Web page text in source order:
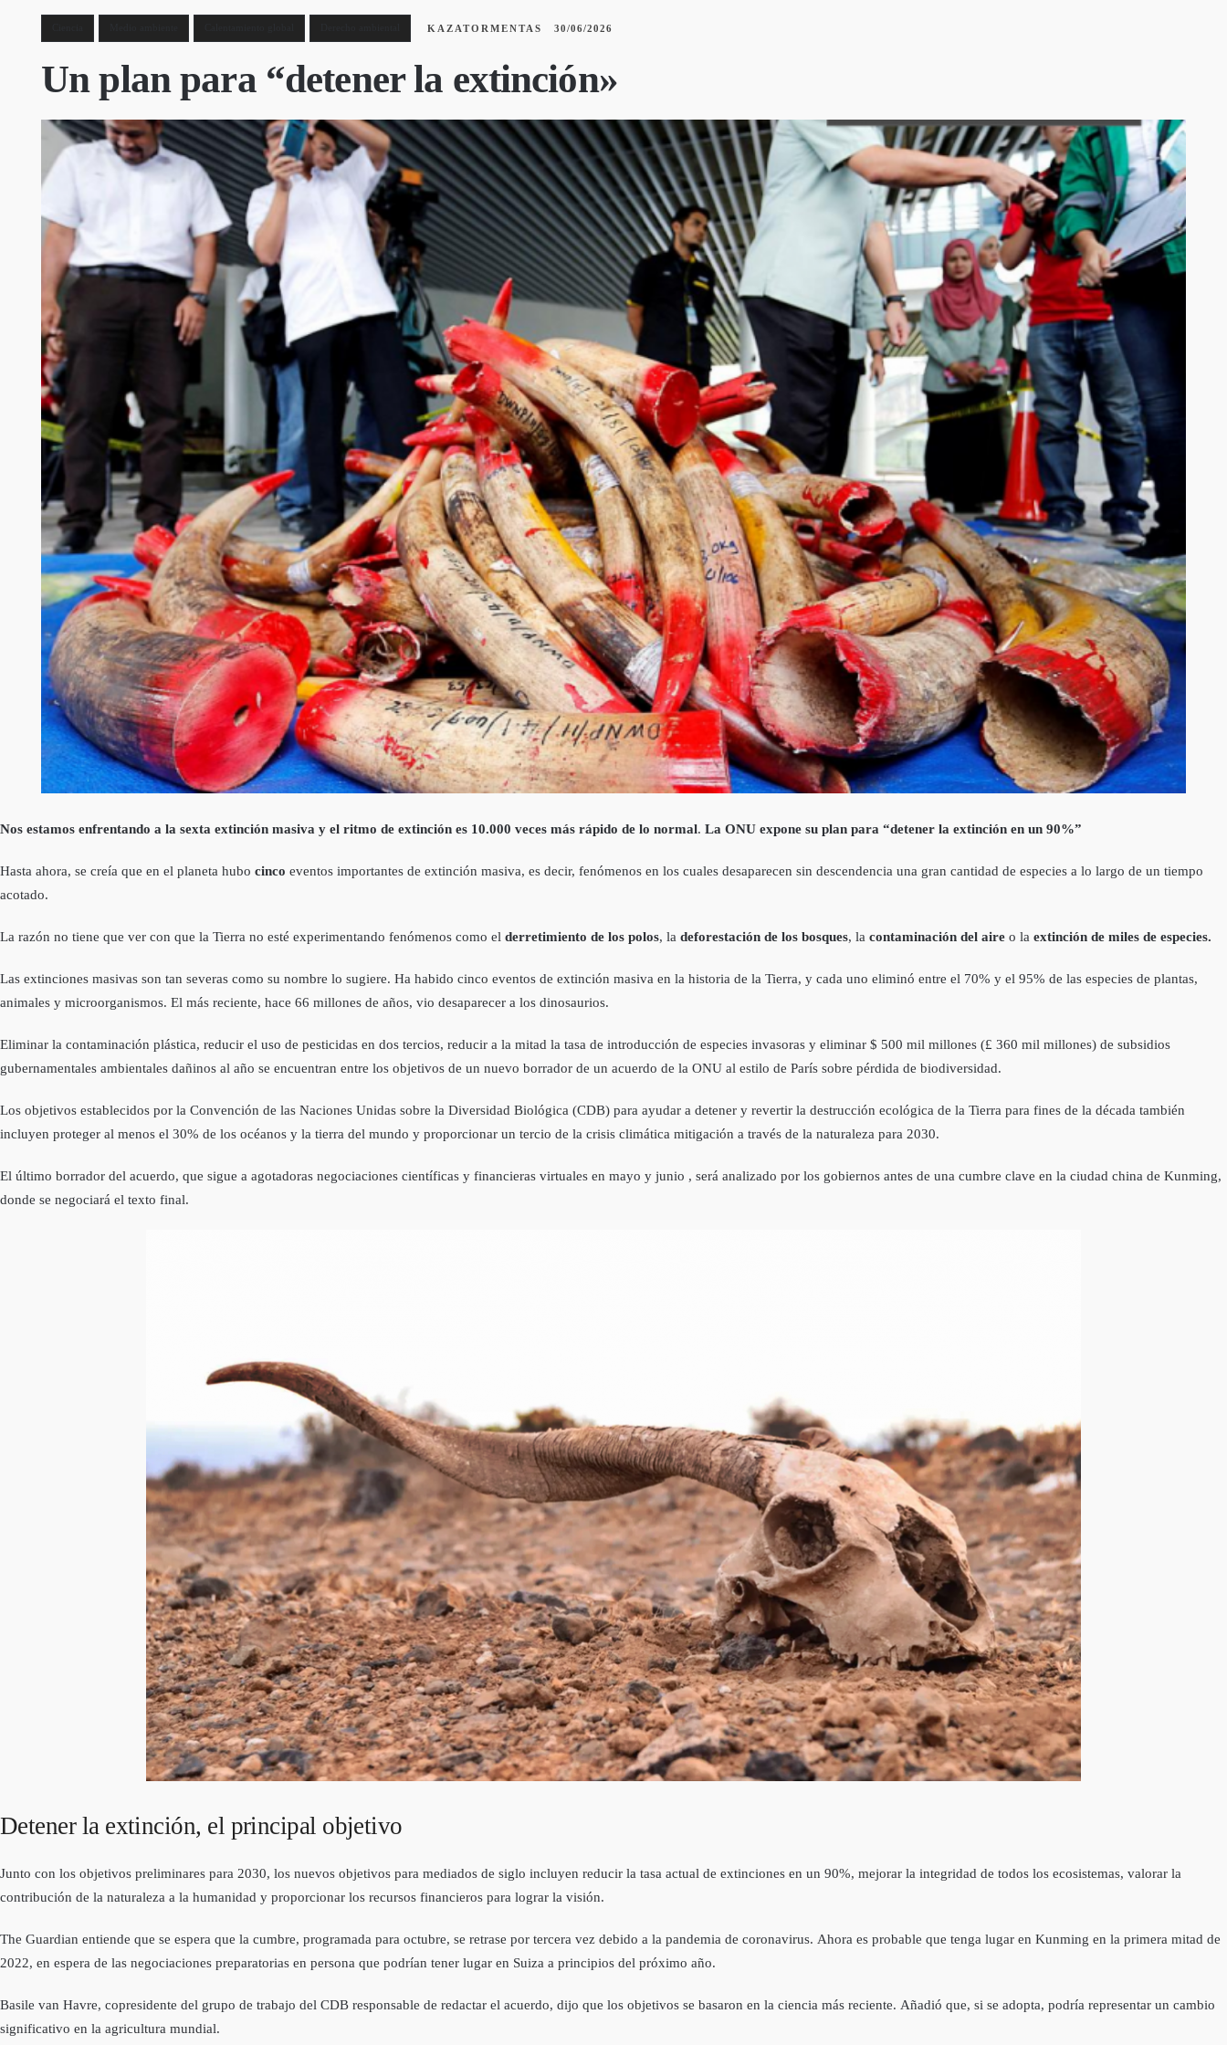
KAZATORMENTAS 30/06/2026
Un plan para “detener la extinción»
Nos estamos enfrentando a la sexta extinción masiva y el ritmo de extinción es 10.000 veces más rápido de lo normal. La ONU expone su plan para “detener la extinción en un 90%”
Hasta ahora, se creía que en el planeta hubo cinco eventos importantes de extinción masiva, es decir, fenómenos en los cuales desaparecen sin descendencia una gran cantidad de especies a lo largo de un tiempo
acotado.
La razón no tiene que ver con que la Tierra no esté experimentando fenómenos como el derretimiento de los polos, la deforestación de los bosques, la contaminación del aire o la extinción de miles de especies.
Las extinciones masivas son tan severas como su nombre lo sugiere. Ha habido cinco eventos de extinción masiva en la historia de la Tierra, y cada uno eliminó entre el 70% y el 95% de las especies de plantas,
animales y microorganismos. El más reciente, hace 66 millones de años, vio desaparecer a los dinosaurios.
Eliminar la contaminación plástica, reducir el uso de pesticidas en dos tercios, reducir a la mitad la tasa de introducción de especies invasoras y eliminar $ 500 mil millones (£ 360 mil millones) de subsidios
gubernamentales ambientales dañinos al año se encuentran entre los objetivos de un nuevo borrador de un acuerdo de la ONU al estilo de París sobre pérdida de biodiversidad.
Los objetivos establecidos por la Convención de las Naciones Unidas sobre la Diversidad Biológica (CDB) para ayudar a detener y revertir la destrucción ecológica de la Tierra para fines de la década también
incluyen proteger al menos el 30% de los océanos y la tierra del mundo y proporcionar un tercio de la crisis climática mitigación a través de la naturaleza para 2030.
El último borrador del acuerdo, que sigue a agotadoras negociaciones científicas y financieras virtuales en mayo y junio , será analizado por los gobiernos antes de una cumbre clave en la ciudad china de Kunming,
donde se negociará el texto final.
Detener la extinción, el principal objetivo
Junto con los objetivos preliminares para 2030, los nuevos objetivos para mediados de siglo incluyen reducir la tasa actual de extinciones en un 90%, mejorar la integridad de todos los ecosistemas, valorar la
contribución de la naturaleza a la humanidad y proporcionar los recursos financieros para lograr la visión.
The Guardian entiende que se espera que la cumbre, programada para octubre, se retrase por tercera vez debido a la pandemia de coronavirus. Ahora es probable que tenga lugar en Kunming en la primera mitad de
2022, en espera de las negociaciones preparatorias en persona que podrían tener lugar en Suiza a principios del próximo año.
Basile van Havre, copresidente del grupo de trabajo del CDB responsable de redactar el acuerdo, dijo que los objetivos se basaron en la ciencia más reciente. Añadió que, si se adopta, podría representar un cambio
significativo en la agricultura mundial.